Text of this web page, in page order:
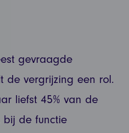
gevraagde
de vergrijzing een rol.
liefst 45% van de
bij de functie